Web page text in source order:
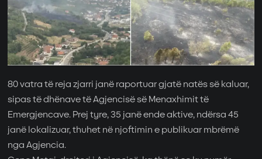
80 vatra të reja zjarri janë raportuar gjatë natës së kaluar,
sipas të dhënave të Agjencisë së Menaxhimit të
Emergjencave. Prej tyre, 35 janë ende aktive, ndërsa 45
janë lokalizuar, thuhet në njoftimin e publikuar mbrëmë
nga Agjencia.